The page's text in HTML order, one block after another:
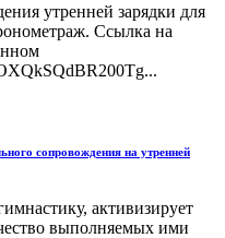
утренней зарядки для
Ссылка на
сопровождения на утренней
активизирует
выполняемых ими